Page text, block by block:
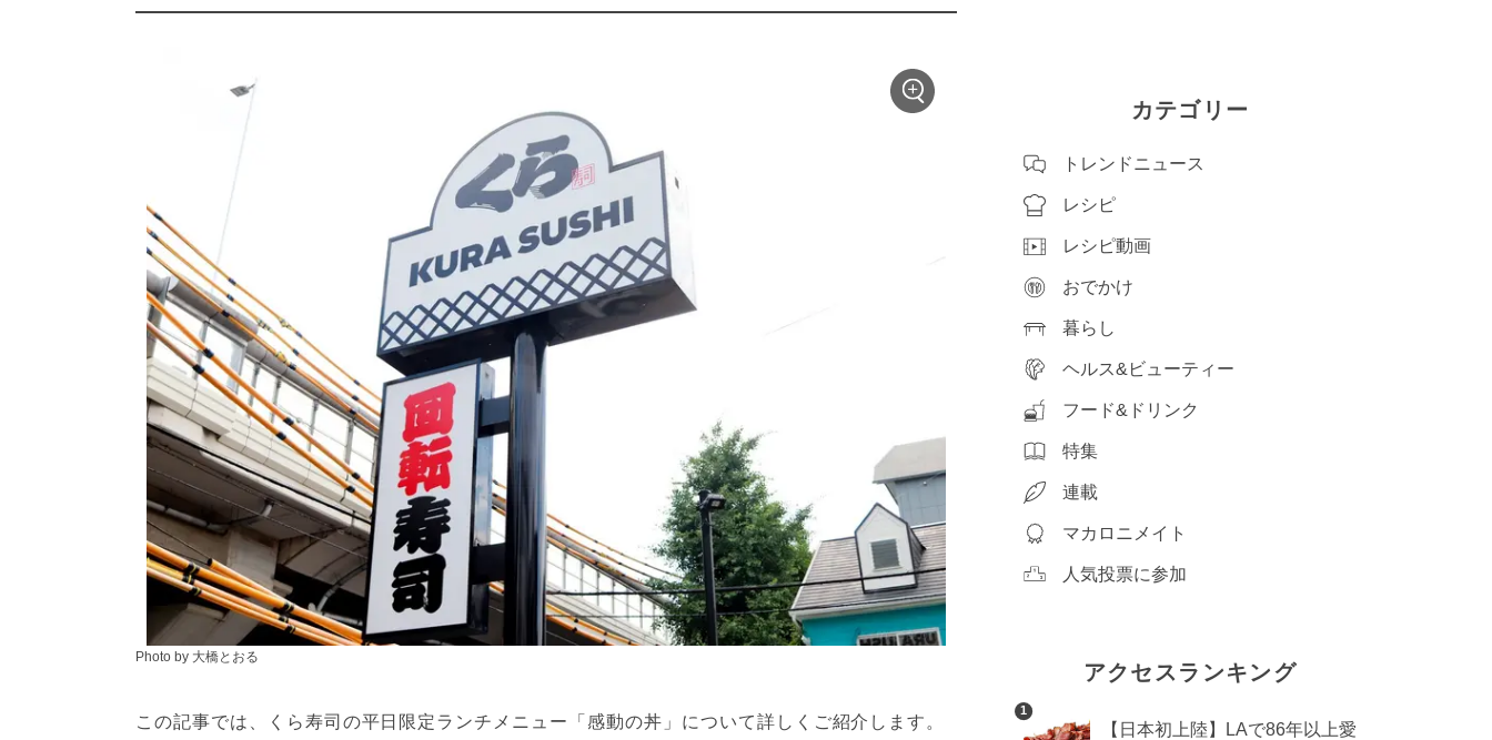
Photo by 大橋とおる
この記事では、くら寿司の平日限定ランチメニュー「感動の丼」について詳しくご紹介します。
カテゴリー
トレンドニュース
レシピ
レシピ動画
おでかけ
暮らし
ヘルス&ビューティー
フード&ドリンク
特集
連載
マカロニメイト
人気投票に参加
アクセスランキング
1
【日本初上陸】LAで86年以上愛